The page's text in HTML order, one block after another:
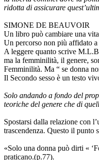
ridotta di assicurare
SIMONE DE BEAUVOIR
Un libro può cambiare una
Un percorso non più affidato
A leggere quanto scrive
ma la femminilità, il genere,
Femminilità. Ma “ se donna
Il Secondo sesso è un testo
Solo andando a fondo del
teoriche del genere che di
Spostarsi dalla relazione con
trascendenza. Questo il
«Solo una donna può dirti «
praticano.(p.77).